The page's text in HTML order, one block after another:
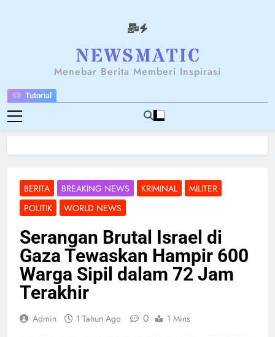
Tutorial
NEWSANTARA
Menebar Berita Memberi Inspirasi
BERITA BREAKING NEWS KRIMINAL
MILITER
POLITIK
WORLD NEWS
Serangan Brutal Israel di
Gaza Tewaskan Hampir 600
Warga Sipil dalam 72 Jam
Terakhir
Admin 1 Tahun Ago 0 1 Mins